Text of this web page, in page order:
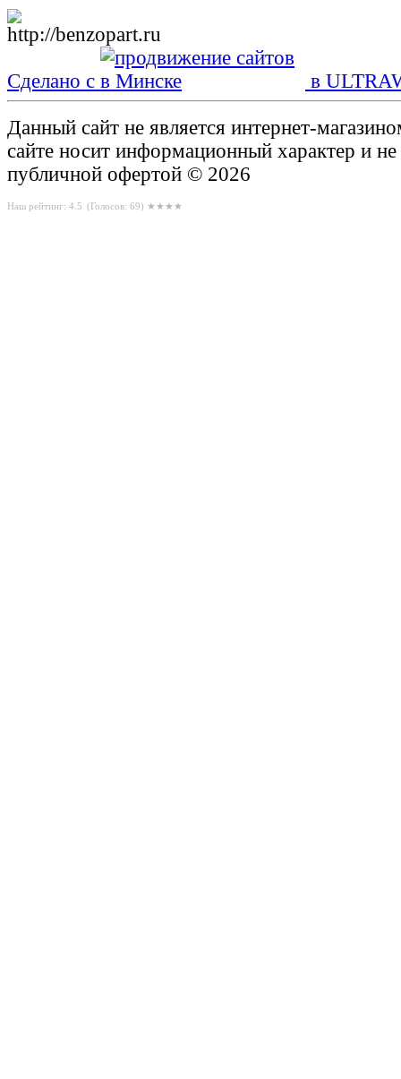
Сделано с в
Данный сайт не является интернет-
сайте носит информационный характер и не
публичной офертой © 2026
Наш рейтинг: 4.5 (Голосов: 69) ★★★★